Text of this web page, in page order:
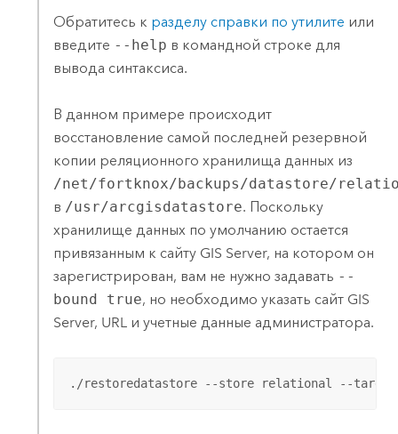
Обратитесь к разделу справки по утилите или
введите --help в командной строке для
вывода синтаксиса.
В данном примере происходит
восстановление самой последней резервной
копии реляционного хранилища данных из
/net/fortknox/backups/datastore/
в /usr/arcgisdatastore. Поскольку
хранилище данных по умолчанию остается
привязанным к сайту GIS Server, на котором он
зарегистрирован, вам не нужно задавать --
bound true, но необходимо указать сайт GIS
Server, URL и учетные данные администратора.
./restoredatastore --store relational --target